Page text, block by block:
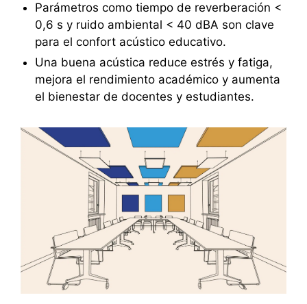
Parámetros como tiempo de reverberación <
0,6 s y ruido ambiental < 40 dBA son clave
para el confort acústico educativo.
Una buena acústica reduce estrés y fatiga,
mejora el rendimiento académico y aumenta
el bienestar de docentes y estudiantes.